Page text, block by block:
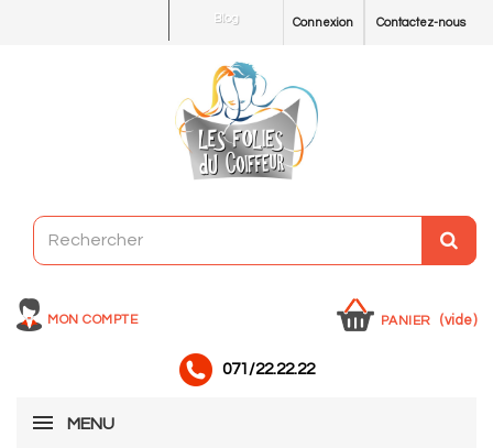
Contactez-nous
Connexion
Blog
MON COMPTE PANIER (vide)
071/22.22.22
MENU